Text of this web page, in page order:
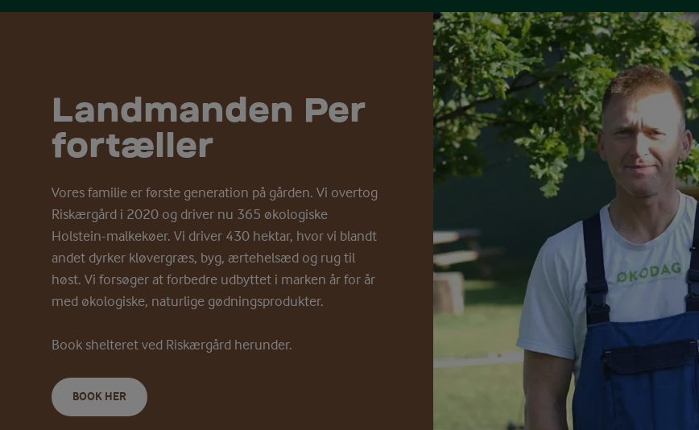
Landmanden Per
fortæller
Vores familie er første generation på gården. Vi overtog
Riskærgård i 2020 og driver nu 365 økologiske
Holstein-malkekøer. Vi driver 430 hektar, hvor vi blandt
andet dyrker kløvergræs, byg, ærtehelsæd og rug til
høst. Vi forsøger at forbedre udbyttet i marken år for år
med økologiske, naturlige gødningsprodukter.
Book shelteret ved Riskærgård herunder.
BOOK HER